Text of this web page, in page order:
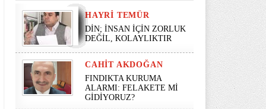
HAYRI TEMÜR
DİN; İNSAN İÇİN ZORLUK
DEĞİL, KOLAYLIKTIR
CAHIT AKDOĞAN
FINDIKTA KURUMA
ALARMI: FELAKETE Mİ
GİDİYORUZ?